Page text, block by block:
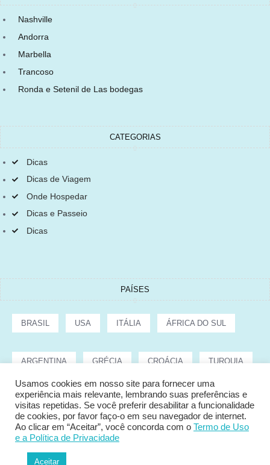
Nashville
Andorra
Marbella
Trancoso
Ronda e Setenil de Las bodegas
CATEGORIAS
Dicas
Dicas de Viagem
Onde Hospedar
Dicas e Passeio
Dicas
PAÍSES
BRASIL USA ITÁLIA ÁFRICA DO SUL
ARGENTINA GRÉCIA CROÁCIA TURQUIA
Copyright © 2022 Tata Cepeda
POLÍTICA DE PRIVACIDADE
Usamos cookies em nosso site para fornecer uma
experiência mais relevante, lembrando suas preferências e
visitas repetidas. Se você preferir desabilitar a funcionalidade
de cookies, por favor faço-o em seu navegador de internet.
Ao clicar em “Aceitar”, você concorda com o Termo de Uso
e a Política de Privacidade
Aceitar